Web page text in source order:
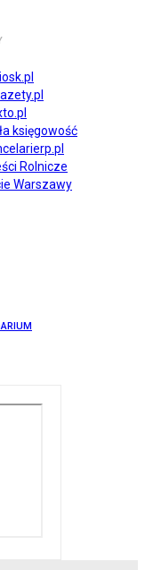
księgowość
Rolnicze
Warszawy